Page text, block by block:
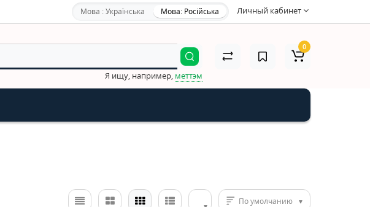
Личный кабинет
Мова : Українська Мова: Російська
Я ищу, например, меттэм
0
По умолчанию